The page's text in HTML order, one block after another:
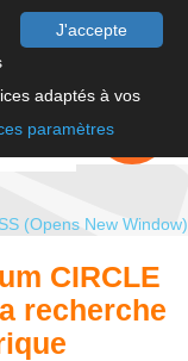
J'accepte
adaptés à vos
paramètres
FAIRE UN
DON
(Opens New Window)
CIRCLE
recherche